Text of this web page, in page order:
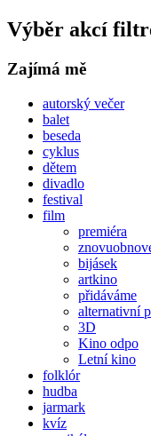
Výběr akcí
Zajímá mě
autorský večer
balet
beseda
cyklus
dětem
divadlo
festival
film
premiéra
bijásek
artkino
přidáváme
alternativní
3D
Kino odpo
Letní kino
folklór
hudba
jarmark
kvíz